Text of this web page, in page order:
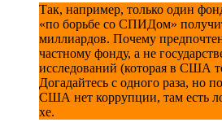
Так, например, только один
«по борьбе со СПИДом»
миллиардов. Почему
частному фонду, а не
исследований (которая в США
Догадайтесь с одного раза, но
США нет коррупции, там есть
хе.